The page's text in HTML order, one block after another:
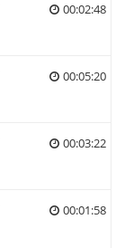
00:02:48
00:05:20
00:03:22
00:01:58